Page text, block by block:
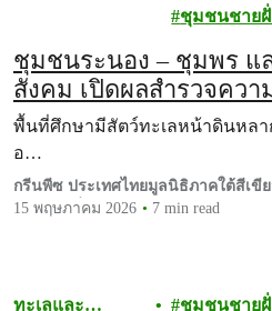
ชุมชนชายฝั่
ชุมชนระนอง – ชุมพร แ
สังคม เปิดผลสำรวจคว
ชีวภาพ ผ่านสัตว์ทะเลห
ทะเลสมบูรณ์กับแลนด์บริ
พื้นที่ศึกษามีสัตว์ทะเลหน้าดินหล
อ…
กรีนพีซ ประเทศไทยมูลนิธิภาคใต้สีเขี
นิติธรรมสิ่งแวดล้อม (EnLAW) ร่วมกับ
15 พฤษภาคม 2026 7 min read
ทะเลและ
ชุมชนชายฝั่